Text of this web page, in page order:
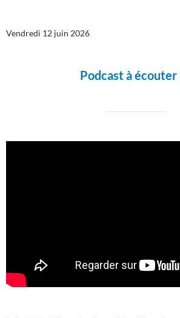
Vendredi 12 juin 2026
Podcast à écouter